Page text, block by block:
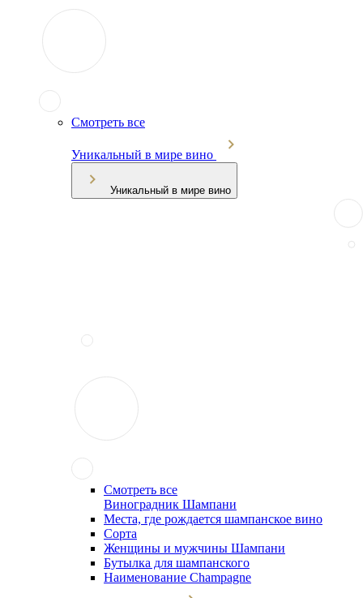
Смотреть все
Уникальный в мире вино
Уникальный в мире вино
Смотреть все
Виноградник Шампани
Места, где рождается шампанское вино
Сорта
Женщины и мужчины Шампани
Бутылка для шампанского
Наименование Champagne